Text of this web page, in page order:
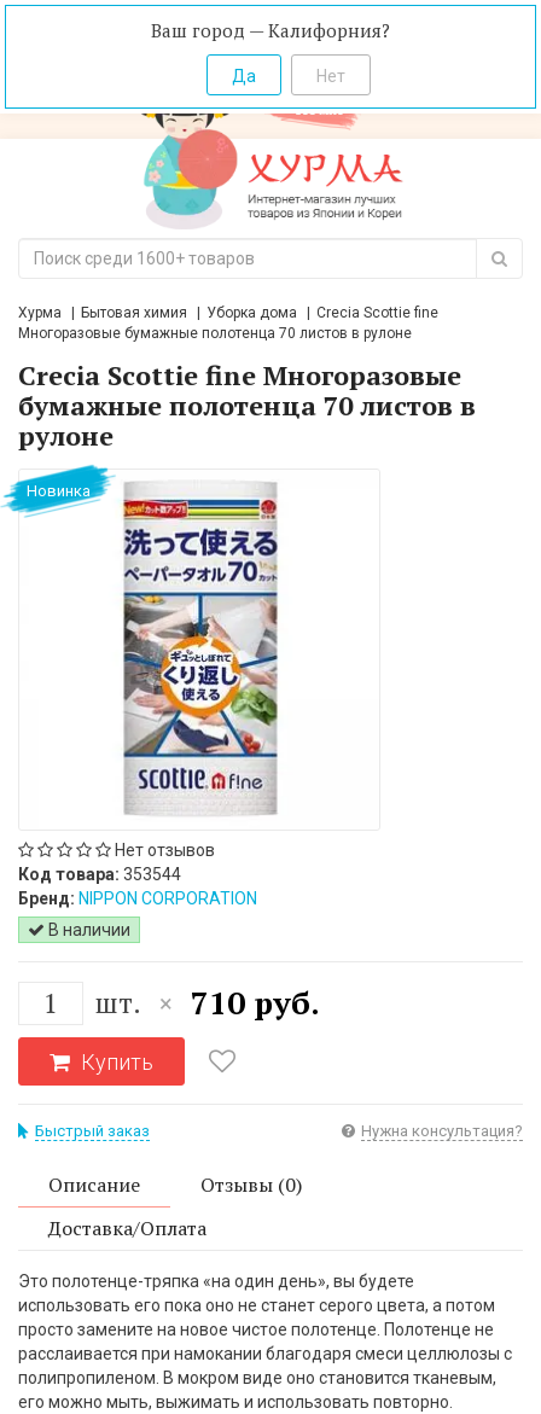
Ваш город — Калифорния?
Хурма Бытовая химия Уборка дома
Crecia Scottie fine
Многоразовые бумажные полотенца 70 листов в рулоне
Crecia Scottie fine Многоразовые
бумажные полотенца 70 листов в
рулоне
Новинка
Нет отзывов
Код товара: 353544
Бренд: NIPPON CORPORATION
В наличии
шт. × 710 руб.
Купить
Быстрый заказ Нужна консультация?
Описание
Отзывы (0)
Доставка/Оплата
Это полотенце-тряпка «на один день», вы будете
использовать его пока оно не станет серого цвета, а потом
просто замените на новое чистое полотенце. Полотенце не
расслаивается при намокании благодаря смеси целлюлозы с
полипропиленом. В мокром виде оно становится тканевым,
его можно мыть, выжимать и использовать повторно.